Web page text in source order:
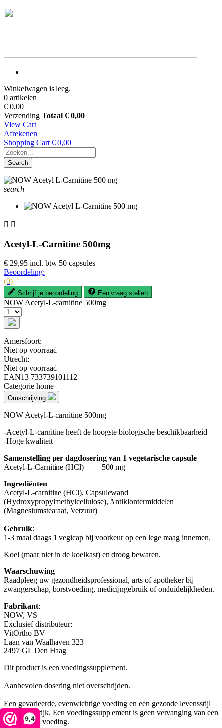
9,4
Winkelwagen is leeg.
0 artikelen
€ 0,00
Verzending Totaal € 0,00
View Cart
Afrekenen
Shopping Cart € 0,00
Search
search
 
Acetyl-L-Carnitine 500mg
€ 29,95 incl. btw 50 capsules
Beoordeling:
(0)
Schrijf je beoordeling Een vraag stellen
NOW Acetyl-L-carnitine 500mg
Amersfoort:
Niet op voorraad
Utrecht:
Niet op voorraad
EAN13 733739101112
Categorie home
Omschrijving
NOW Acetyl-L-carnitine 500mg
-Acetyl-L-carnitine heeft de hoogste biologische beschikbaarheid
-Hoge kwaliteit
Samenstelling per dagdosering van 1 vegetarische capsule
Acetyl-L-Carnitine (HCl) 500 mg
Ingrediënten
Acetyl-L-carnitine (HCl), Capsulewand
(Hydroxypropylmethylcellulose), Antiklontermiddelen
(Magnesiumstearaat, Vetzuur)
Gebruik:
1-3 maal daags 1 vegicap bij voorkeur op een lege maag innemen.
Koel (maar niet in de koelkast) en droog bewaren.
Waarschuwing
Raadpleeg uw gezondheidsprofessional, arts of apotheker bij
zwangerschap, borstvoeding, medicijngebruik of onduidelijkheden.
Fabrikant:
NOW, VS
Exclusief distributeur:
VitOrtho BV
Laan van Waalhaven 323
2497 GL Den Haag
Dit product is een voedingssupplement.
Aanbevolen dosering niet overschrijden.
Een gevarieerde, evenwichtige voeding en een gezonde levensstijl
zijn belangrijk. Een voedingssupplement is geen vervanging van een
gevarieerde voeding.